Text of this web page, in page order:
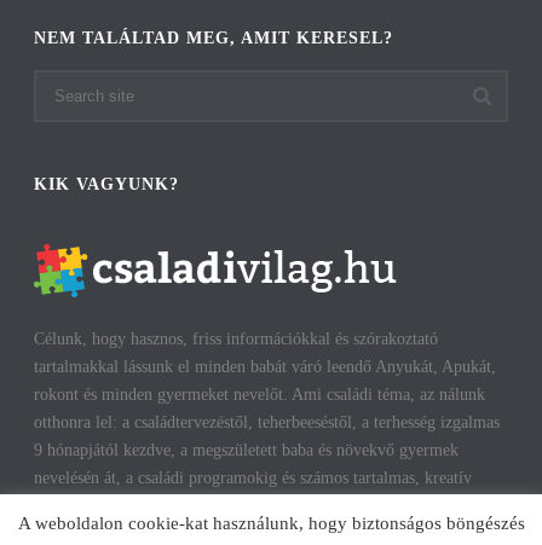
NEM TALÁLTAD MEG, AMIT KERESEL?
KIK VAGYUNK?
Célunk, hogy hasznos, friss információkkal és szórakoztató
tartalmakkal lássunk el minden babát váró leendő Anyukát, Apukát,
rokont és minden gyermeket nevelőt. Ami családi téma, az nálunk
otthonra lel: a családtervezéstől, teherbeeséstől, a terhesség izgalmas
9 hónapjától kezdve, a megszületett baba és növekvő gyermek
nevelésén át, a családi programokig és számos tartalmas, kreatív
gyermekkorhoz, gyerekeink testi és lelki egészségéhez az út többek
A weboldalon cookie-kat használunk, hogy biztonságos böngészés